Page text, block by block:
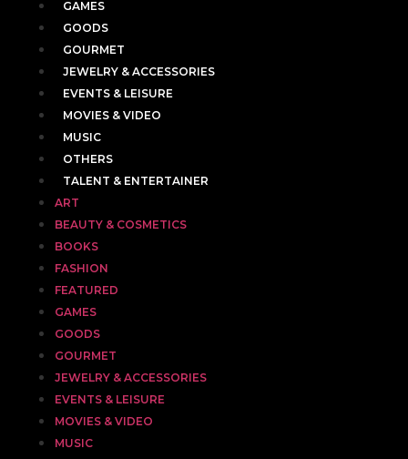
GAMES
GOODS
GOURMET
JEWELRY & ACCESSORIES
EVENTS & LEISURE
MOVIES & VIDEO
MUSIC
OTHERS
TALENT & ENTERTAINER
ART
BEAUTY & COSMETICS
BOOKS
FASHION
FEATURED
GAMES
GOODS
GOURMET
JEWELRY & ACCESSORIES
EVENTS & LEISURE
MOVIES & VIDEO
MUSIC